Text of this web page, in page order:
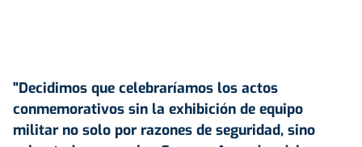
"Decidimos que celebraríamos los actos
conmemorativos sin la exhibición de equipo
militar no solo por razones de seguridad, sino